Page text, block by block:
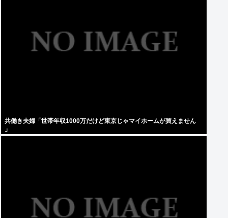
共働き夫婦「世帯年収1000万だけど東京じゃマイホームが買えません
」